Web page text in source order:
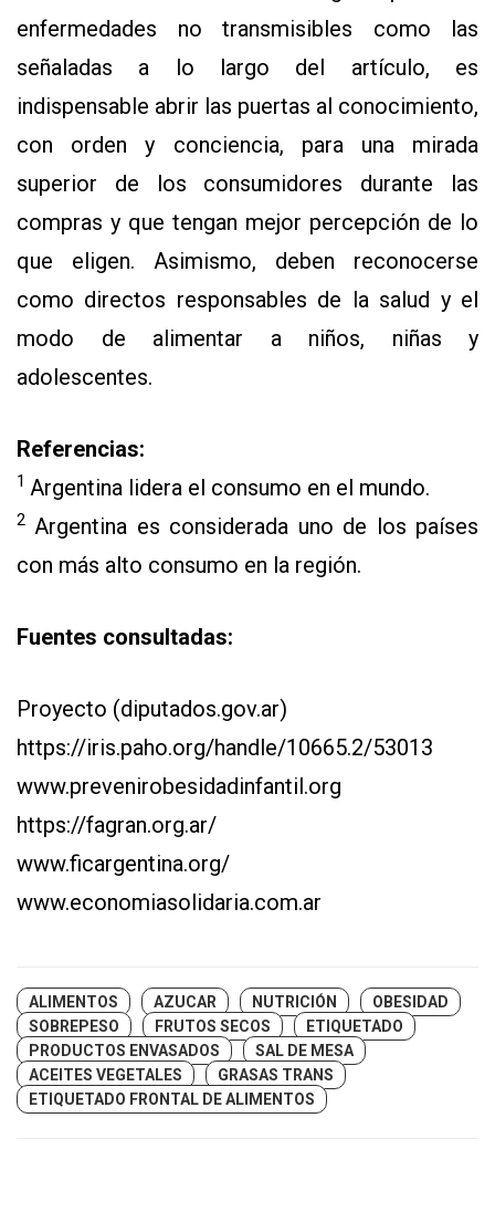
enfermedades no transmisibles como las
señaladas a lo largo del artículo, es
indispensable abrir las puertas al conocimiento,
con orden y conciencia, para una mirada
superior de los consumidores durante las
compras y que tengan mejor percepción de lo
que eligen. Asimismo, deben reconocerse
como directos responsables de la salud y el
modo de alimentar a niños, niñas y
adolescentes.
Referencias:
1 Argentina lidera el consumo en el mundo.
2 Argentina es considerada uno de los países
con más alto consumo en la región.
Fuentes consultadas:
Proyecto (diputados.gov.ar)
https://iris.paho.org/handle/10665.2/53013
www.prevenirobesidadinfantil.org
https://fagran.org.ar/
www.ficargentina.org/
www.economiasolidaria.com.ar
ALIMENTOS AZUCAR NUTRICIÓN
OBESIDAD
SOBREPESO
FRUTOS SECOS
ETIQUETADO
PRODUCTOS ENVASADOS
SAL DE MESA
ACEITES VEGETALES
GRASAS TRANS
ETIQUETADO FRONTAL DE ALIMENTOS